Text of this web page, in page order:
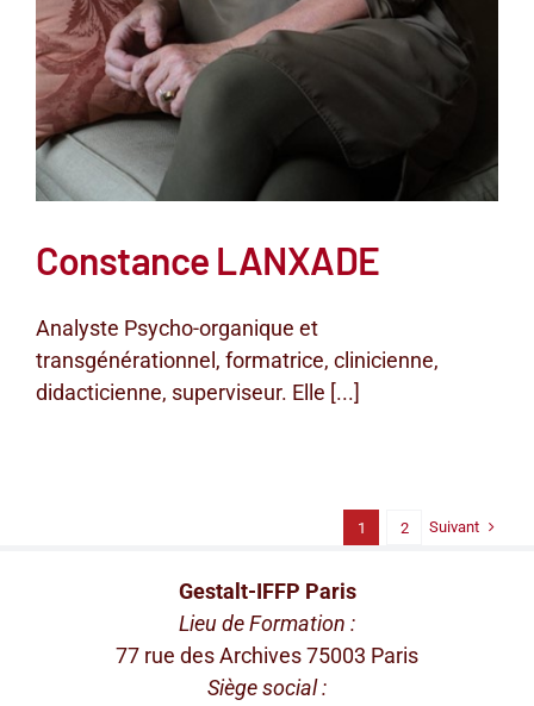
Constance LANXADE
Analyste Psycho-organique et
transgénérationnel, formatrice, clinicienne,
didacticienne, superviseur. Elle [...]
1 2 Suivant
Gestalt-IFFP Paris
Lieu de Formation :
77 rue des Archives 75003 Paris
Siège social :